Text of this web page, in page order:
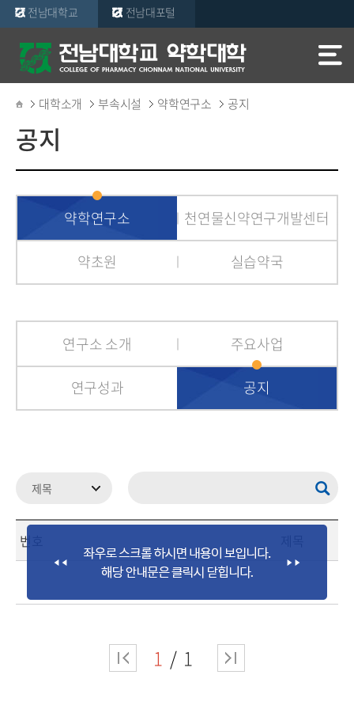
전남대학교 전남대포털
대학소개 부속시설 약학연구소 공지
공지
약학연구소 천연물신약연구개발센터
약초원 실습약국
연구소 소개 주요사업
연구성과 공지
번호
1 1